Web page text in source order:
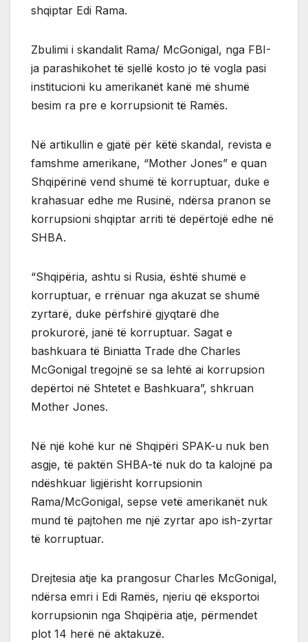
shqiptar Edi Rama.
Zbulimi i skandalit Rama/ McGonigal, nga FBI-
ja parashikohet të sjellë kosto jo të vogla pasi
institucioni ku amerikanët kanë më shumë
besim ra pre e korrupsionit të Ramës.
Në artikullin e gjatë për këtë skandal, revista e
famshme amerikane, “Mother Jones” e quan
Shqipërinë vend shumë të korruptuar, duke e
krahasuar edhe me Rusinë, ndërsa pranon se
korrupsioni shqiptar arriti të depërtojë edhe në
SHBA.
“Shqipëria, ashtu si Rusia, është shumë e
korruptuar, e rrënuar nga akuzat se shumë
zyrtarë, duke përfshirë gjyqtarë dhe
prokurorë, janë të korruptuar. Sagat e
bashkuara të Biniatta Trade dhe Charles
McGonigal tregojnë se sa lehtë ai korrupsion
depërtoi në Shtetet e Bashkuara”, shkruan
Mother Jones.
Në një kohë kur në Shqipëri SPAK-u nuk ben
asgje, të paktën SHBA-të nuk do ta kalojnë pa
ndëshkuar ligjërisht korrupsionin
Rama/McGonigal, sepse vetë amerikanët nuk
mund të pajtohen me një zyrtar apo ish-zyrtar
të korruptuar.
Drejtesia atje ka prangosur Charles McGonigal,
ndërsa emri i Edi Ramës, njeriu që eksportoi
korrupsionin nga Shqipëria atje, përmendet
plot 14 herë në aktakuzë.